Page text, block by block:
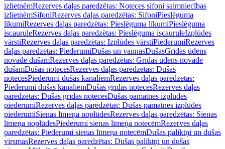
izlietnēmRezerves daļas paredzētas: Noteces sifoni saimniecības
izlietnēmSifoniRezerves daļas paredzētas: SifoniPieslēguma
līkumiRezerves daļas paredzētas: Pieslēguma līkumiPieslēguma
īscauruleRezerves daļas paredzētas: Pieslēguma īscauruleIzplūdes
vārstiRezerves daļas paredzētas: Izplūdes vārstiPiederumiRezerves
daļas paredzētas: PiederumiDušas un vannasDušasGrīdas ūdens
novade dušāmRezerves daļas paredzētas: Grīdas ūdens novade
dušāmDušas notecesRezerves daļas paredzētas: Dušas
notecesPiederumi dušas kanāliemRezerves daļas paredzētas:
Piederumi dušas kanāliemDušas grīdas notecesRezerves daļas
paredzētas: Dušas grīdas notecesDušas pamatnes izplūdes
piederumiRezerves daļas paredzētas: Dušas pamatnes izplūdes
piederumiSienas līmeņa noplūdesRezerves daļas paredzētas: Sienas
līmeņa noplūdesPiederumi sienas līmeņa notecēmRezerves daļas
paredzētas: Piederumi sienas līmeņa notecēmDušas paliktņi un dušas
virsmasRezerves daļas paredzētas: Dušas paliktņi un dušas